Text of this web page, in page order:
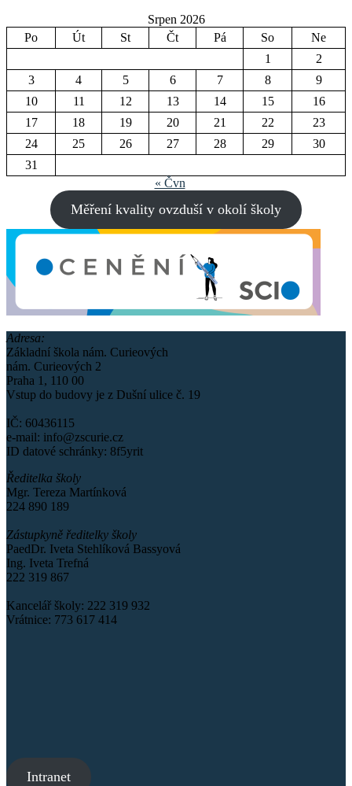
Srpen 2026
Po
Út St Čt Pá So
Ne
1
2
3
4 5 6 7 8
9
10
11 12 13 14 15
16
17
18 19 20 21 22
23
24
25 26 27 28 29
30
31
« Čvn
Měření kvality ovzduší v okolí školy
Adresa:
Základní škola nám. Curieových
nám. Curieových 2
Praha 1, 110 00
Vstup do budovy je z Dušní ulice č. 19
IČ: 60436115
e-mail: info@zscurie.cz
ID datové schránky: 8f5yrit
Ředitelka školy
Mgr. Tereza Martínková
224 890 189
Zástupkyně ředitelky školy
PaedDr. Iveta Stehlíková Bassyová
Ing. Iveta Trefná
222 319 867
Kancelář školy: 222 319 932
Vrátnice: 773 617 414
Intranet